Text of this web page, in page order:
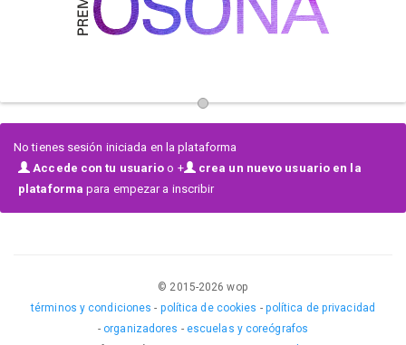
Los participantes tendrán la oportunidad de mostrar sus habilidades y
de grupo.
PREMIS DANSA OSONA es un nuevo formato de concurso que quiere
motivar los bailarines a continuar formándose con espíritu de mejora
constante a través del reconocimiento a su esfuerzo.
No tienes sesión iniciada en la plataforma
Accede con tu usuario o +
crea un nuevo usuario en la
plataforma para empezar a inscribir
© 2015-2026 wop
términos y condiciones - política de cookies - política de privacidad
- organizadores - escuelas y coreógrafos